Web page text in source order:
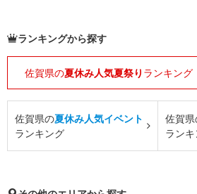
ランキングから探す
佐賀県の夏休み人気夏祭り ランキング
佐賀県の夏休み人気イベント
ランキング
佐賀
ラン